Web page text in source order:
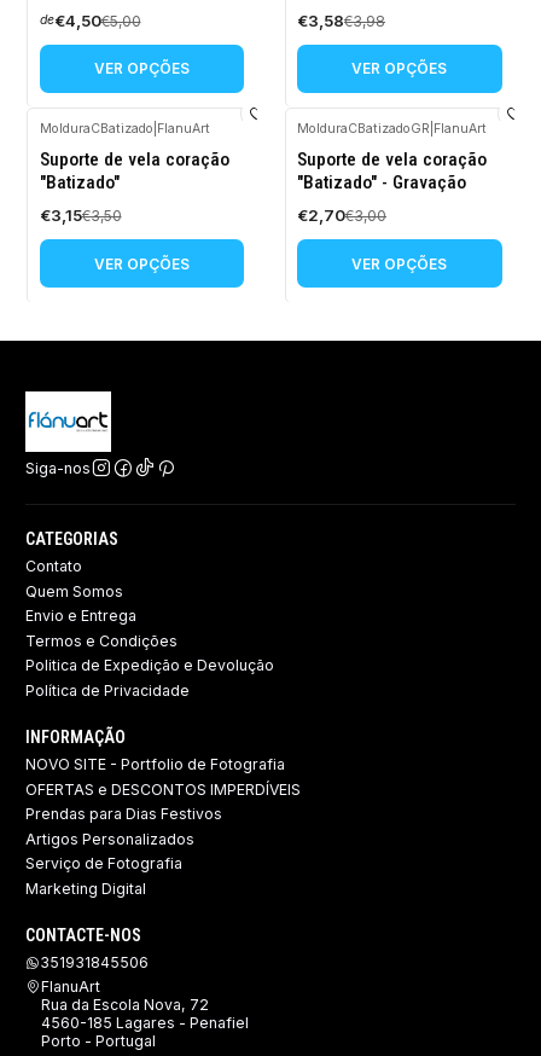
de€4,50€5,00
VER OPÇÕES
€3,58€3,98
VER OPÇÕES
-10%
DESCONTO
MolduraCBatizado FlanuArt
Suporte de vela coração
"Batizado"
€3,15€3,50
VER OPÇÕES
-10%
DESCONTO
MolduraCBatizadoGR FlanuArt
Suporte de vela coração
"Batizado" - Gravação
€2,70€3,00
VER OPÇÕES
Siga-nos
CATEGORIAS
Contato
Quem Somos
Envio e Entrega
Termos e Condições
Politica de Expedição e Devolução ​
Política de Privacidade
INFORMAÇÃO
NOVO SITE - Portfolio de Fotografia
OFERTAS e DESCONTOS IMPERDÍVEIS
Prendas para Dias Festivos
Artigos Personalizados
Serviço de Fotografia
Marketing Digital
CONTACTE-NOS
351931845506
FlanuArt
Rua da Escola Nova, 72
4560-185 Lagares - Penafiel
Porto - Portugal